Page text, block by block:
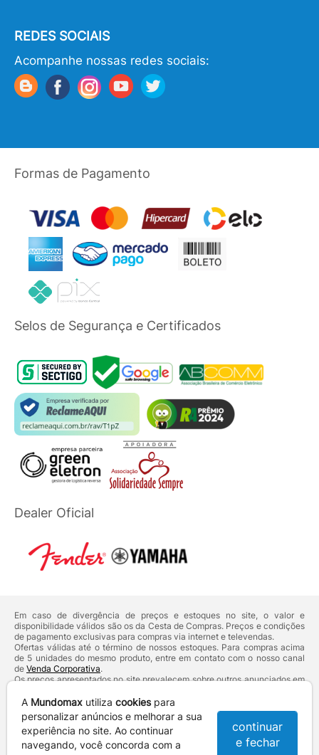
REDES SOCIAIS
Acompanhe nossas redes sociais:
Formas de Pagamento
Selos de Segurança e Certificados
Dealer Oficial
Em caso de divergência de preços e estoques no site, o valor e
disponibilidade válidos são os da Cesta de Compras. Preços e condições
de pagamento exclusivas para compras via internet e televendas.
Ofertas válidas até o término de nossos estoques. Para compras acima
de 5 unidades do mesmo produto, entre em contato com o nosso canal
de Venda Corporativa.
Os preços apresentados no site prevalecem sobre outros anunciados em
Defesa do Consumidor:Lei nº 8.078.
Vendas sujeitas à confirmação de dados e análises de crédito e risco.
Razão Social: Hayamax Distribuidora de Produtos Eletrônicos Ltda -
CNPJ: 01.725.627/0002-53 - Endereço: R. Senador Souza Naves, 9 -
A Mundomax utiliza cookiespara
personalizar anúncios e melhorar a sua
experiência no site. Ao continuar
navegando, você concorda com a
continuar
e fechar